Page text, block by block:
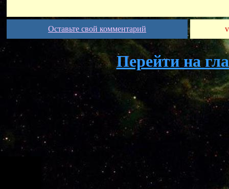
Оставьте свой комментарий
Перейти на